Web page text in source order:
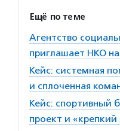
Ещё по теме
Агентство
приглашает НКО
Кейс: системная
и сплоченная
Кейс: спортивный
проект и «крепкий